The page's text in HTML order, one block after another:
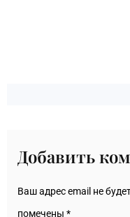
Добавить
Ваш адрес email не
помечены *